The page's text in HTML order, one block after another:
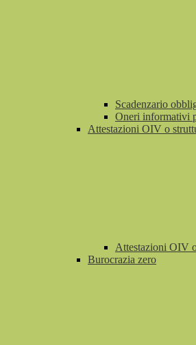
Scadenzario
Oneri informativi
Attestazioni OIV o
Attestazioni OIV
Burocrazia zero